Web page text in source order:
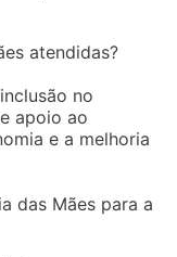
atendidas?
no
apoio ao
e a melhoria
das Mães para a